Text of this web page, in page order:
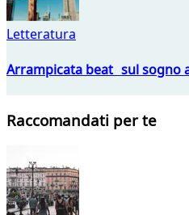
Letteratura
Arrampicata beat sul sogno
Raccomandati per te